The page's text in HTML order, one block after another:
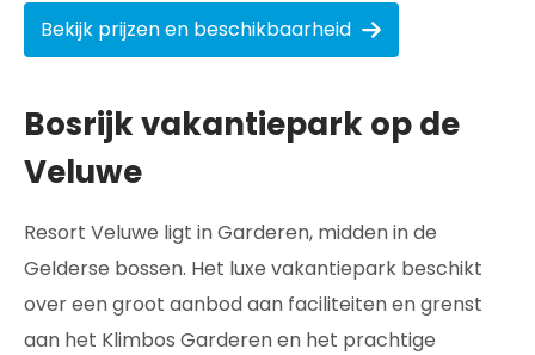
Bekijk prijzen en beschikbaarheid
Bosrijk vakantiepark op de
Veluwe
Resort Veluwe ligt in Garderen, midden in de
Gelderse bossen. Het luxe vakantiepark beschikt
over een groot aanbod aan faciliteiten en grenst
aan het Klimbos Garderen en het prachtige